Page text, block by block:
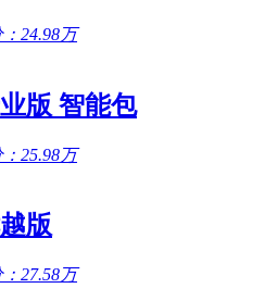
24.98万
版 智能包
25.98万
版
27.58万